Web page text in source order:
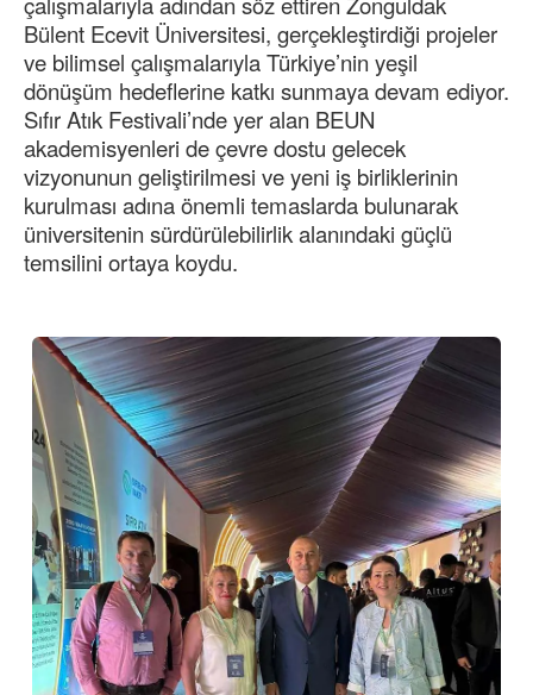
Bülent Ecevit Üniversitesi, gerçekleştirdiği projeler
ve bilimsel çalışmalarıyla Türkiye’nin yeşil
dönüşüm hedeflerine katkı sunmaya devam ediyor.
Sıfır Atık Festivali’nde yer alan BEUN
akademisyenleri de çevre dostu gelecek
vizyonunun geliştirilmesi ve yeni iş birliklerinin
kurulması adına önemli temaslarda bulunarak
üniversitenin sürdürülebilirlik alanındaki güçlü
temsilini ortaya koydu.